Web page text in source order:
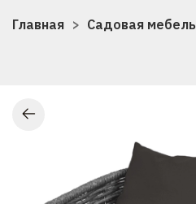
Главная Садовая мебель